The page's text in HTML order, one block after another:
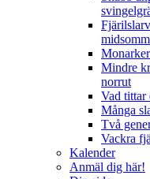
Mindre
norrut
Vad tittar
Många
Två
Vackra
Kalender
Anmäl dig här!